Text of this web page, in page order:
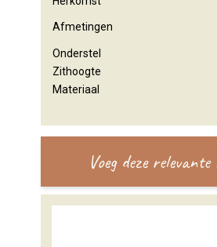
Afmetingen
Onderstel
Zithoogte
Materiaal
Voeg deze